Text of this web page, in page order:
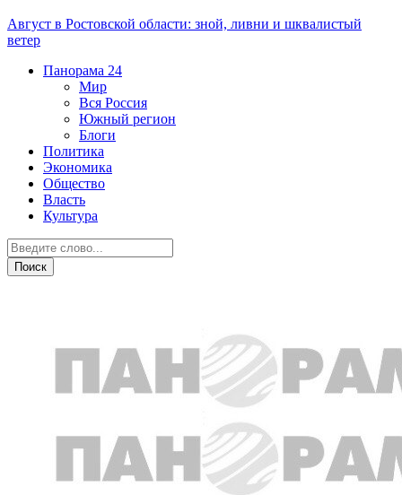
Август в Ростовской области: зной, ливни и шквалистый
ветер
Панорама 24
Мир
Вся Россия
Южный регион
Блоги
Политика
Экономика
Общество
Власть
Культура